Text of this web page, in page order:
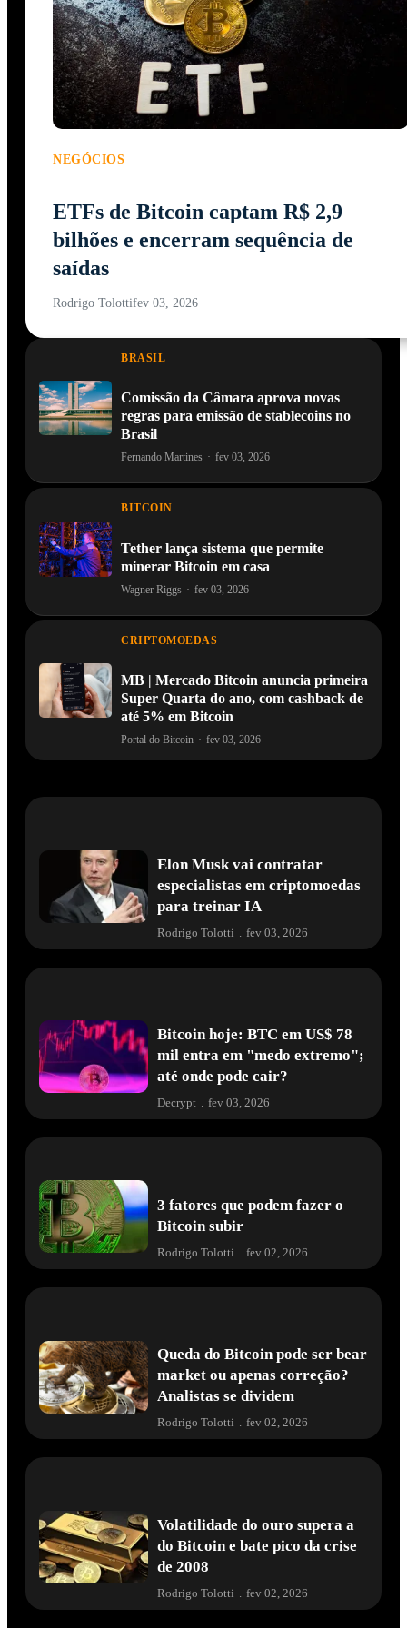
NEGÓCIOS
ETFs de Bitcoin captam R$ 2,9
bilhões e encerram sequência de
saídas
Rodrigo Tolottifev 03, 2026
BRASIL
Comissão da Câmara aprova novas
regras para emissão de stablecoins no
Brasil
Fernando Martines · fev 03, 2026
BITCOIN
Tether lança sistema que permite
minerar Bitcoin em casa
Wagner Riggs · fev 03, 2026
CRIPTOMOEDAS
MB | Mercado Bitcoin anuncia primeira
Super Quarta do ano, com cashback de
até 5% em Bitcoin
Portal do Bitcoin · fev 03, 2026
Elon Musk vai contratar
especialistas em criptomoedas
para treinar IA
Rodrigo Tolotti fev 03, 2026
Bitcoin hoje: BTC em US$ 78
mil entra em "medo extremo";
até onde pode cair?
Decrypt . fev 03, 2026
3 fatores que podem fazer o
Bitcoin subir
Rodrigo Tolotti fev 02, 2026
Queda do Bitcoin pode ser bear
market ou apenas correção?
Analistas se dividem
Rodrigo Tolotti . fev 02, 2026
Volatilidade do ouro supera a
do Bitcoin e bate pico da crise
de 2008
Rodrigo Tolotti . fev 02, 2026